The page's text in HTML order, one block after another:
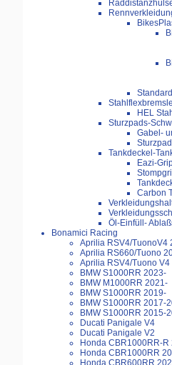
HEL
Sturzpads-
Gabel-
Sturzpad
Tankdeckel-
Eazi-
Carbon
Öl-Einfüll-
Bonamici Racing
Aprilia RSV4/TuonoV4
Aprilia RS660/Tuono
Aprilia RSV4/Tuono
BMW S1000RR 2023-
BMW M1000RR 2021-
BMW S1000RR 2019-
BMW S1000RR 2017-
BMW S1000RR 2015-
Ducati Panigale V4
Ducati Panigale V2
Honda CBR1000RR-R
Honda CBR1000RR
Honda CBR600RR